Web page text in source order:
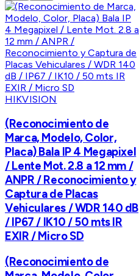
HIKVISION
(Reconocimiento de
Marca, Modelo, Color,
Placa) Bala IP 4 Megapixel
/ Lente Mot. 2.8 a 12 mm /
ANPR / Reconocimiento y
Captura de Placas
Vehiculares / WDR 140 dB
/ IP67 / IK10 / 50 mts IR
EXIR / Micro SD
(Reconocimiento de